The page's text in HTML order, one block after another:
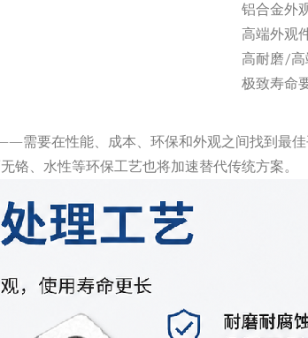
铝合金外
高端外观
高耐磨/高
极致寿命
需要在性能、成本、环保和外观之间找到最
铬、水性等环保工艺也将加速替代传统方案。